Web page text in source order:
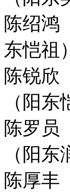
陈绍鸿
东恺祖
陈锐欣
（阳
陈罗员
（阳
陈厚丰